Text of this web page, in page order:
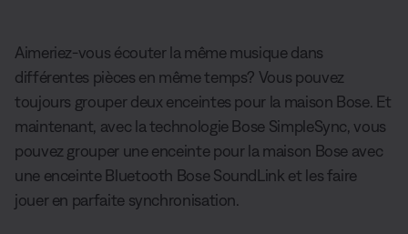
Aimeriez-vous écouter la même musique dans
différentes pièces en même temps? Vous pouvez
toujours grouper deux enceintes pour la maison Bose. Et
maintenant, avec la technologie Bose SimpleSync, vous
pouvez grouper une enceinte pour la maison Bose avec
une enceinte Bluetooth Bose SoundLink et les faire
jouer en parfaite synchronisation.